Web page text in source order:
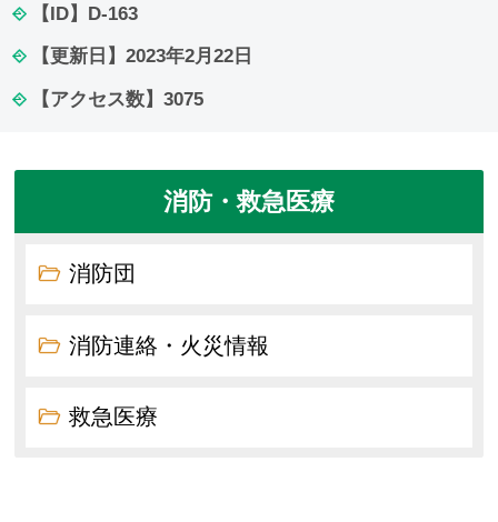
【ID】 D-163
【更新日】 2023年2月22日
【アクセス数】 3075
消防・救急医療
消防団
消防連絡・火災情報
救急医療